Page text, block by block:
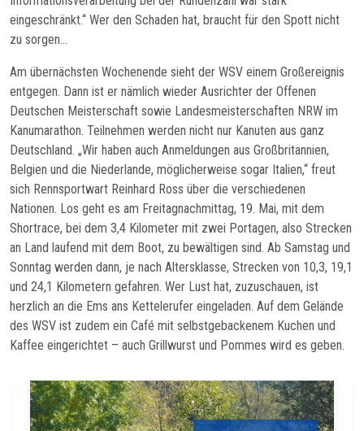
eingeschränkt.“ Wer den Schaden hat, braucht für den Spott nicht
zu sorgen…
Am übernächsten Wochenende sieht der WSV einem Großereignis
entgegen. Dann ist er nämlich wieder Ausrichter der Offenen
Deutschen Meisterschaft sowie Landesmeisterschaften NRW im
Kanumarathon. Teilnehmen werden nicht nur Kanuten aus ganz
Deutschland. „Wir haben auch Anmeldungen aus Großbritannien,
Belgien und die Niederlande, möglicherweise sogar Italien,“ freut
sich Rennsportwart Reinhard Ross über die verschiedenen
Nationen. Los geht es am Freitagnachmittag, 19. Mai, mit dem
Shortrace, bei dem 3,4 Kilometer mit zwei Portagen, also Strecken
an Land laufend mit dem Boot, zu bewältigen sind. Ab Samstag und
Sonntag werden dann, je nach Altersklasse, Strecken von 10,3, 19,1
und 24,1 Kilometern gefahren. Wer Lust hat, zuzuschauen, ist
herzlich an die Ems ans Kettelerufer eingeladen. Auf dem Gelände
des WSV ist zudem ein Café mit selbstgebackenem Kuchen und
Kaffee eingerichtet – auch Grillwurst und Pommes wird es geben.